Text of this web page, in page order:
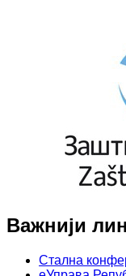
Важнији
Стална